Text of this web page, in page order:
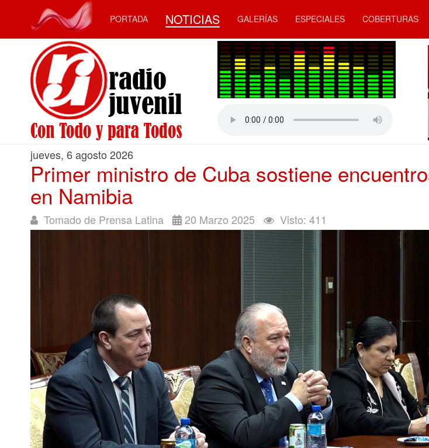
PORTADA NOTICIAS GALERÍAS ESPECIALES COBERTURAS
jueves, 6 agosto 2026
Primer ministro de Cuba sostiene
en Namibia
Tomado de Prensa Latina 20 Marzo 2025 Visto: 411